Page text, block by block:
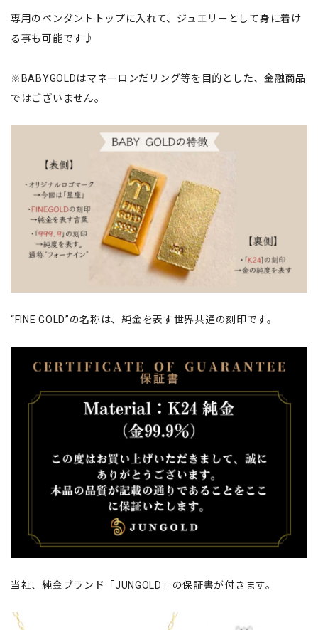
専用のペンダントトップに入れて、ジュエリーとして身に着け
る事も可能です♪
※BABYGOLDはマネーロンだリング等を目的とした、金融商品
ではございません。
“FINE GOLD”の名称は、純金を表す世界共通の刻印です。
当社、純金ブランド「JUNGOLD」の保証書が付きます。